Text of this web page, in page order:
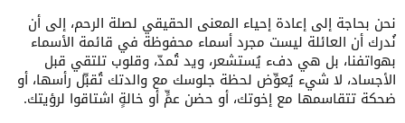
نحن بحاجة إلى إعادة إحياء المعنى الحقيقي لصلة الرحم، إلى أن
نُدرك أن العائلة ليست مجرد أسماء محفوظة في قائمة الأسماء
بهواتفنا، بل هي دفء يُستشعر، ويد تُمدّ، وقلوب تلتقي قبل
الأجساد، لا شيء يُعوِّض لحظة جلوسك مع والدتك تُقبِّل رأسها، أو
ضحكة تتقاسمها مع إخوتك، أو حضن عمٍّ أو خالةٍ اشتاقوا لرؤيتك.